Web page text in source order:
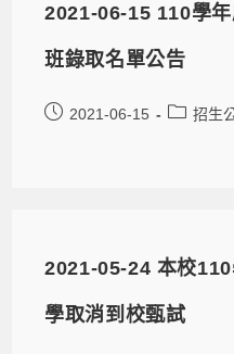
2021-06-15 110學
班錄取名單公告
2021-06-15 招生
2021-05-24 本校
學取消到校甄試